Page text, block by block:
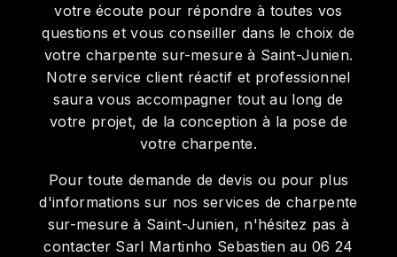
votre écoute pour répondre à toutes vos
questions et vous conseiller dans le choix de
votre charpente sur-mesure à Saint-Junien.
Notre service client réactif et professionnel
saura vous accompagner tout au long de
votre projet, de la conception à la pose de
votre charpente.
Pour toute demande de devis ou pour plus
d'informations sur nos services de charpente
sur-mesure à Saint-Junien, n'hésitez pas à
contacter Sarl Martinho Sebastien au 06 24